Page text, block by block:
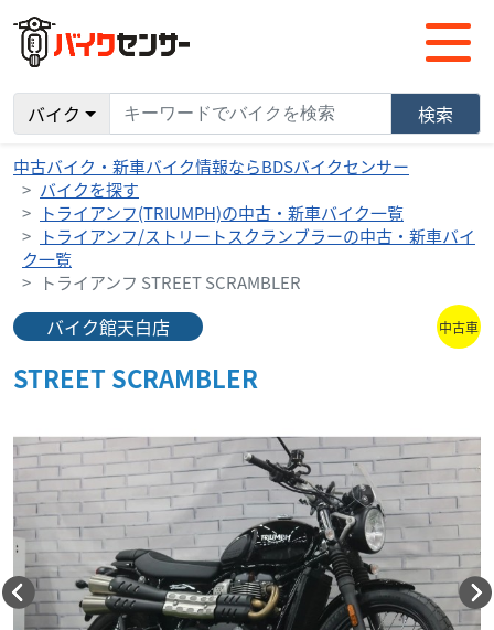
バイク 検索
中古バイク・新車バイク情報ならBDSバイクセンサー
バイクを探す
トライアンフ(TRIUMPH)の中古・新車バイク一覧
トライアンフ/ストリートスクランブラーの中古・新車バイ
ク一覧
トライアンフ STREET SCRAMBLER
バイク館天白店 中古車
STREET SCRAMBLER